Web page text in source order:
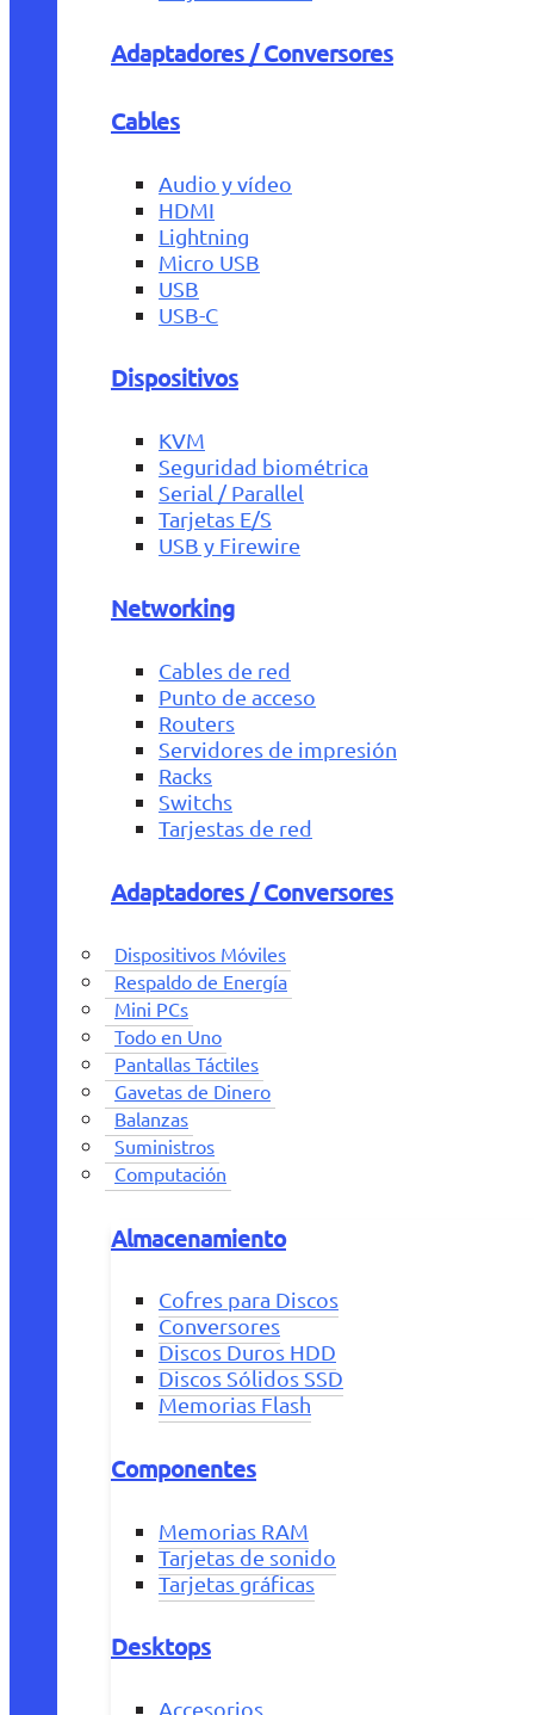
Adaptadores / Conversores
Cables
Audio y vídeo
HDMI
Lightning
Micro USB
USB
USB-C
Dispositivos
KVM
Seguridad biométrica
Serial / Parallel
Tarjetas E/S
USB y Firewire
Networking
Cables de red
Punto de acceso
Routers
Servidores de impresión
Racks
Switchs
Tarjestas de red
Adaptadores / Conversores
Dispositivos Móviles
Respaldo de Energía
Mini PCs
Todo en Uno
Pantallas Táctiles
Gavetas de Dinero
Balanzas
Suministros
Computación
Almacenamiento
Cofres para Discos
Conversores
Discos Duros HDD
Discos Sólidos SSD
Memorias Flash
Componentes
Memorias RAM
Tarjetas de sonido
Tarjetas gráficas
Desktops
Accesorios